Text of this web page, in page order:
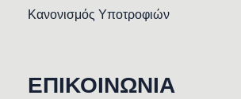
Κανονισμός Υποτροφιών
ΕΠΙΚΟΙΝΩΝΙΑ